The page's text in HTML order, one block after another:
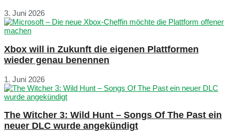
3. Juni 2026
Xbox will in Zukunft die eigenen Plattformen
wieder genau benennen
1. Juni 2026
The Witcher 3: Wild Hunt – Songs Of The Past ein
neuer DLC wurde angekündigt